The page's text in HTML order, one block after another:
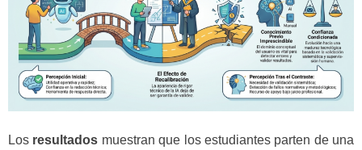
Los resultados muestran que los estudiantes parten de una